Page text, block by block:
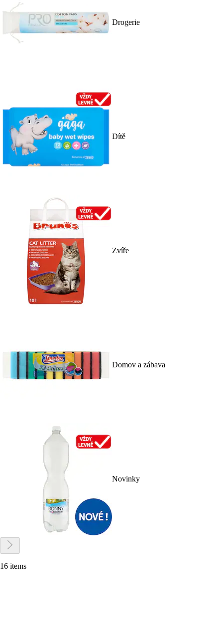
Drogerie
Dítě
Zvíře
Domov a zábava
Novinky
16 items